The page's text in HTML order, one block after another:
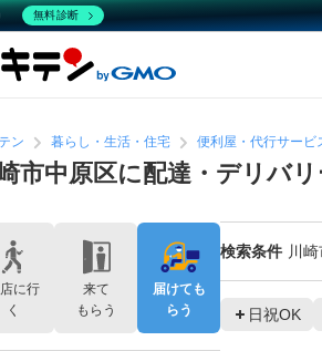
ン 暮らし・生活・住宅 便利屋・代行サービ
市中原区に配達・デリバ
検索条件 川
日祝OK
に行
く
来て
もらう
届けても
らう
無料診断